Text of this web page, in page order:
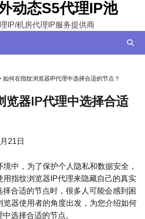
动态S5代理IP池
IP/机房代理IP服务提供商
如何在指纹浏览器IP代理中选择合适的节点？
览器IP代理中选择合适
21日
，为了保护个人隐私和数据安全，
用指纹浏览器IP代理来隐藏自己的真实
择合适的节点时，很多人可能会感到困
览器使用者的角度出发，为您介绍如何
选择合适的节点。